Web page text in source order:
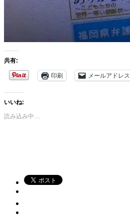
共有:
印刷 メールアドレス
いいね:
読み込み中…